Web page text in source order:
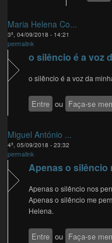
Maria Helena Co...
3ª, 04/09/2018 - 14:21
permalink
o silêncio é a voz
o silêncio é a voz da
Entre ou Faça-se
Miguel António ...
4ª, 05/09/2018 - 23:32
permalink
Apenas o silêncio
Apenas o silêncio nos
Apenas o silêncio me
Helena.
Entre ou Faça-se